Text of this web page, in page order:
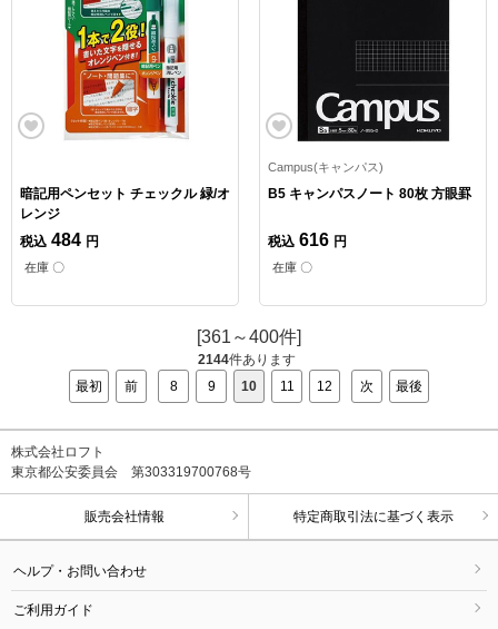
暗記用ペンセット チェックル 緑/オ
レンジ
税込 484 円
在庫 〇
Campus(キャンパス)
B5 キャンパスノート 80枚 方眼罫
税込 616 円
在庫 〇
[361～400件]
2144件あります
最初
前 8 9 10 11 12 次 最後
株式会社ロフト
東京都公安委員会 第303319700768号
販売会社情報 特定商取引法に基づく表示
ヘルプ・お問い合わせ
ご利用ガイド